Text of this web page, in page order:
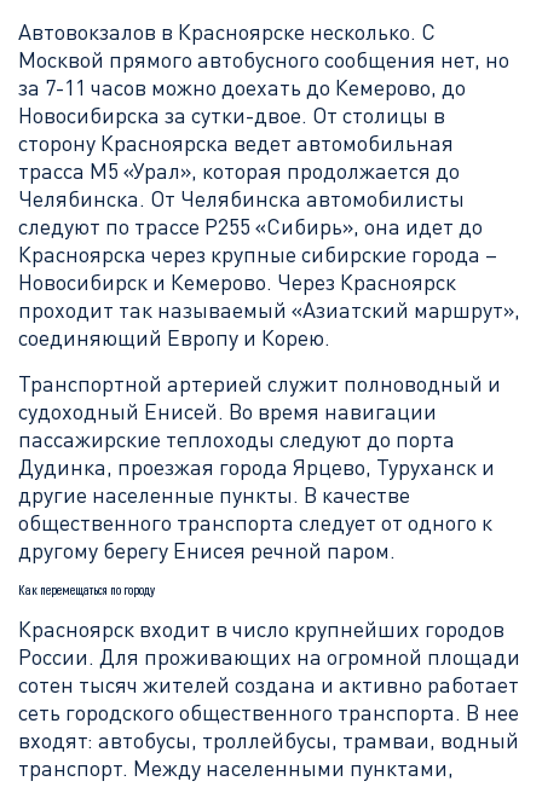
Автовокзалов в Красноярске несколько. С
Москвой прямого автобусного сообщения нет, но
за 7-11 часов можно доехать до Кемерово, до
Новосибирска за сутки-двое. От столицы в
сторону Красноярска ведет автомобильная
трасса М5 «Урал», которая продолжается до
Челябинска. От Челябинска автомобилисты
следуют по трассе Р255 «Сибирь», она идет до
Красноярска через крупные сибирские города –
Новосибирск и Кемерово. Через Красноярск
проходит так называемый «Азиатский маршрут»,
соединяющий Европу и Корею.
Транспортной артерией служит полноводный и
судоходный Енисей. Во время навигации
пассажирские теплоходы следуют до порта
Дудинка, проезжая города Ярцево, Туруханск и
другие населенные пункты. В качестве
общественного транспорта следует от одного к
другому берегу Енисея речной паром.
Как перемещаться по городу
Красноярск входит в число крупнейших городов
России. Для проживающих на огромной площади
сотен тысяч жителей создана и активно работает
сеть городского общественного транспорта. В нее
входят: автобусы, троллейбусы, трамваи, водный
транспорт. Между населенными пунктами,